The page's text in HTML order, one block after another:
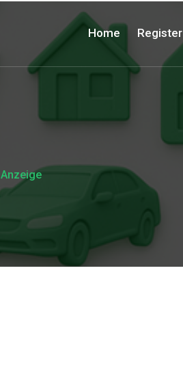
Home Register
Anzeige